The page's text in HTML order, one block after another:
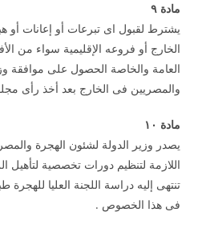
مادة۹
يشترط لقبول اى تبرعات أو إعانات أو
الخارج أو فروعه الإقليمية سواء من
العامة والخاصة الحصول على موافقة
والمصريين فى الخارج بعد أخذ رأى
مادة ۱۰
يصدر وزير الدولة لشئون الهجرة
اللازمة لتنظيم دورات تخصصية
تنتهى إليه دراسة اللجنة العليا للهجرة
فى هذا الخصوص .